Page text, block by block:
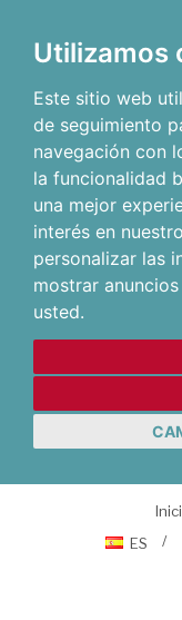
Utilizamos
Este sitio web
de seguimiento
navegación con
la funcionalidad
una mejor
interés en
personalizar las
mostrar
usted.
ES